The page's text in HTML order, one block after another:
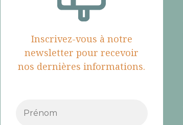
Inscrivez-vous à notre
newsletter pour recevoir
nos dernières informations.